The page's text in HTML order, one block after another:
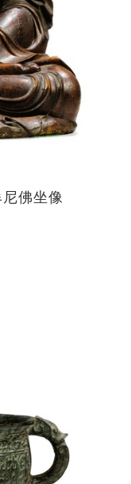
佛坐像